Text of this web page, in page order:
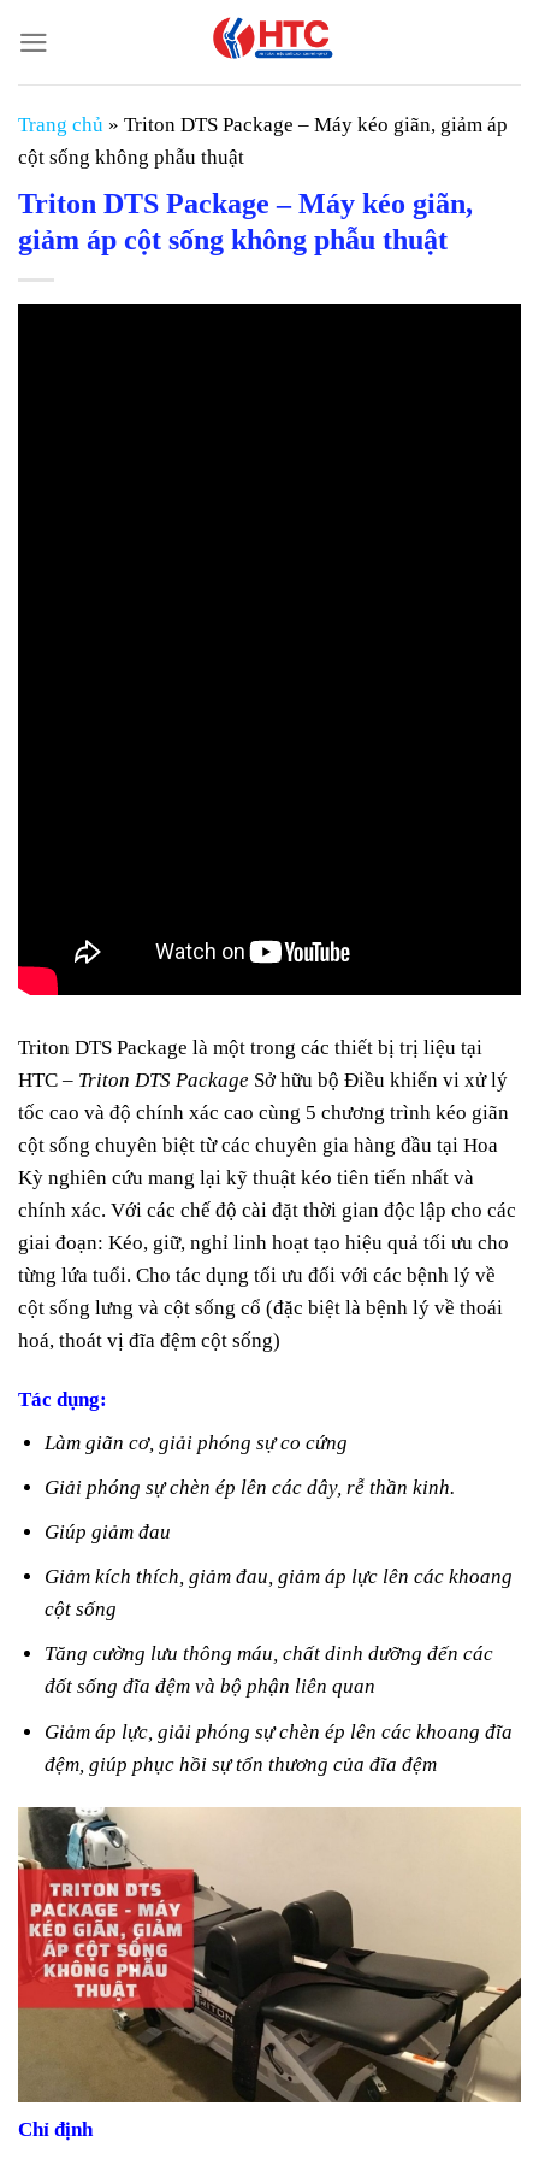
đến
nội
dung
Trang chủ » Triton DTS Package – Máy kéo giãn, giảm áp
cột sống không phẫu thuật
Triton DTS Package – Máy kéo giãn,
giảm áp cột sống không phẫu thuật
Triton DTS Package là một trong các thiết bị trị liệu tại
HTC – Triton DTS Package Sở hữu bộ Điều khiển vi xử lý
tốc cao và độ chính xác cao cùng 5 chương trình kéo giãn
cột sống chuyên biệt từ các chuyên gia hàng đầu tại Hoa
Kỳ nghiên cứu mang lại kỹ thuật kéo tiên tiến nhất và
chính xác. Với các chế độ cài đặt thời gian độc lập cho các
giai đoạn: Kéo, giữ, nghỉ linh hoạt tạo hiệu quả tối ưu cho
từng lứa tuổi. Cho tác dụng tối ưu đối với các bệnh lý về
cột sống lưng và cột sống cổ (đặc biệt là bệnh lý về thoái
hoá, thoát vị đĩa đệm cột sống)
Tác dụng:
Làm giãn cơ, giải phóng sự co cứng
Giải phóng sự chèn ép lên các dây, rễ thần kinh.
Giúp giảm đau
Giảm kích thích, giảm đau, giảm áp lực lên các khoang
cột sống
Tăng cường lưu thông máu, chất dinh dưỡng đến các
đốt sống đĩa đệm và bộ phận liên quan
Giảm áp lực, giải phóng sự chèn ép lên các khoang đĩa
đệm, giúp phục hồi sự tổn thương của đĩa đệm
Chỉ định